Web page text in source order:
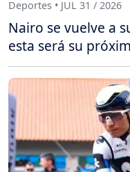
Deportes • JUL 31 / 2026
Nairo se vuelve a
esta será su